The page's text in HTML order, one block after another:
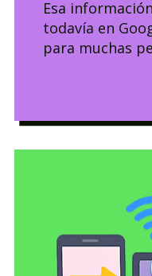
Esa
todavía en
para muchas